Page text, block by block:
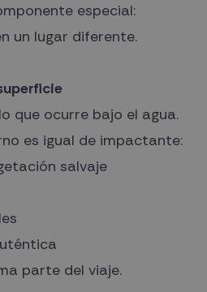
especial:
un lugar diferente.
que ocurre bajo el agua.
es igual de impactante:
salvaje
parte del viaje.